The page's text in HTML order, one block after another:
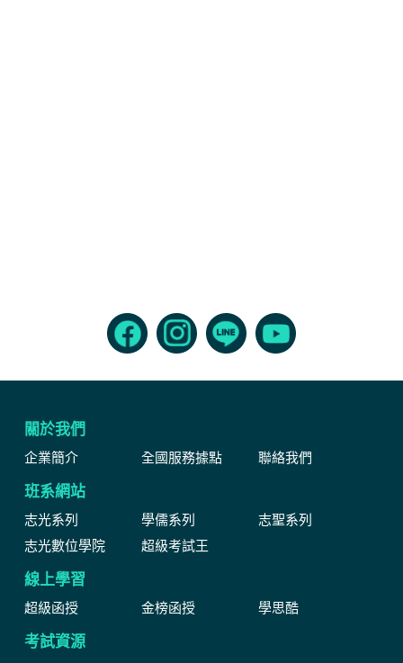
關於我們
企業簡介 全國服務據點 聯絡我們
班系網站
志光系列 學儒系列
志聖系列
志光數位學院
超級考試王
線上學習
超級函授 金榜函授 學思酷
考試資源